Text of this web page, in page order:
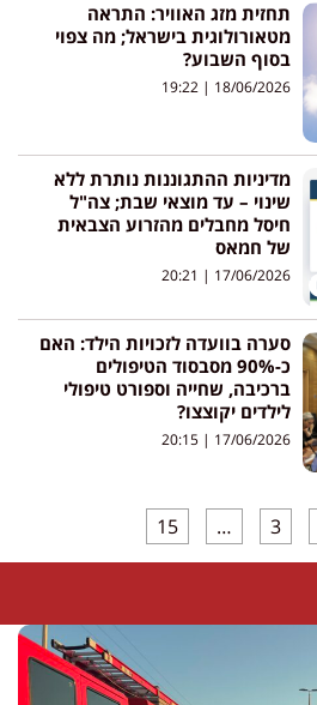
תחזית מזג האוויר: התראה
מטאורולוגית בישראל; מה צפוי
בסוף השבוע?
18/06/2026
מדיניות ההתגוננות נותרת ללא
שינוי – עד מוצאי שבת; צה"ל
חיסל מחבלים מהזרוע הצבאית
של חמאס
17/06/2026
סערה בוועדה לזכויות הילד: האם
כ-90% מסבסוד הטיפולים
ברכיבה, שחייה וספורט טיפולי
לילדים יקוצצו?
17/06/2026
3
…
15